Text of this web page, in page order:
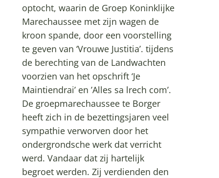
optocht, waarin de Groep Koninklijke
Marechaussee met zijn wagen de
kroon spande, door een voorstelling
te geven van ‘Vrouwe Justitia’. tijdens
de berechting van de Landwachten
voorzien van het opschrift ‘Je
Maintiendrai’ en ’Alles sa lrech com’.
De groepmarechaussee te Borger
heeft zich in de bezettingsjaren veel
sympathie verworven door het
ondergrondsche werk dat verricht
werd. Vandaar dat zij hartelijk
begroet werden. Zij verdienden den